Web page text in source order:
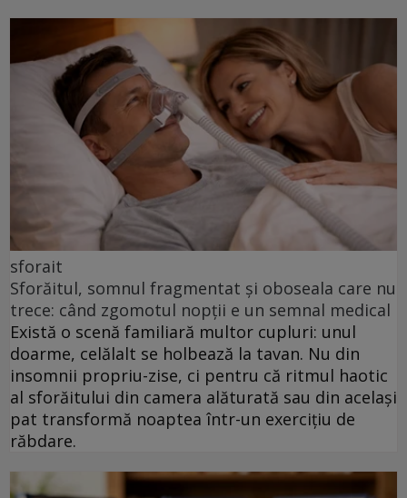
sforait
Sforăitul, somnul fragmentat și oboseala care nu
trece: când zgomotul nopții e un semnal medical
Există o scenă familiară multor cupluri: unul
doarme, celălalt se holbează la tavan. Nu din
insomnii propriu-zise, ci pentru că ritmul haotic
al sforăitului din camera alăturată sau din același
pat transformă noaptea într-un exercițiu de
răbdare.